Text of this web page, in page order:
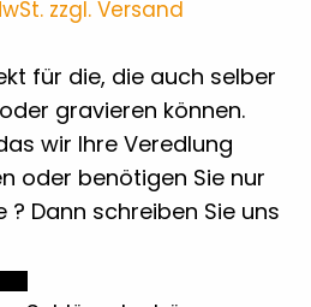
zzgl. Versand
für die, die auch selber
gravieren können.
wir Ihre Veredlung
oder benötigen Sie nur
? Dann schreiben Sie uns